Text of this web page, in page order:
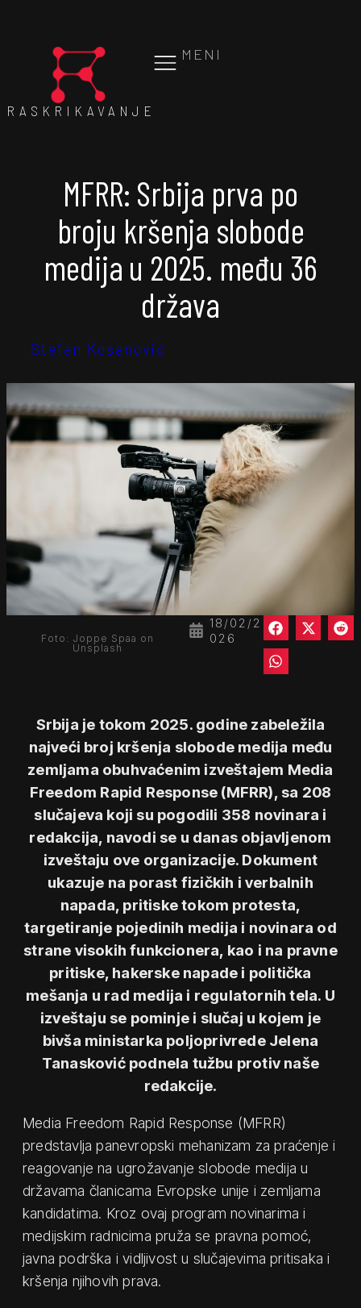
MENI
RASKRIKAVANJE
MFRR: Srbija prva po
broju kršenja slobode
medija u 2025. među 36
država
Stefan Kosanović
18/02/2
026
Foto: Joppe Spaa on
Unsplash
Srbija je tokom 2025. godine zabeležila
najveći broj kršenja slobode medija među
zemljama obuhvaćenim izveštajem Media
Freedom Rapid Response (MFRR), sa 208
slučajeva koji su pogodili 358 novinara i
redakcija, navodi se u danas objavljenom
izveštaju ove organizacije. Dokument
ukazuje na porast fizičkih i verbalnih
napada, pritiske tokom protesta,
targetiranje pojedinih medija i novinara od
strane visokih funkcionera, kao i na pravne
pritiske, hakerske napade i politička
mešanja u rad medija i regulatornih tela. U
izveštaju se pominje i slučaj u kojem je
bivša ministarka poljoprivrede Jelena
Tanasković podnela tužbu protiv naše
redakcije.
Media Freedom Rapid Response (MFRR)
predstavlja panevropski mehanizam za praćenje i
reagovanje na ugrožavanje slobode medija u
državama članicama Evropske unije i zemljama
kandidatima. Kroz ovaj program novinarima i
medijskim radnicima pruža se pravna pomoć,
javna podrška i vidljivost u slučajevima pritisaka i
kršenja njihovih prava.